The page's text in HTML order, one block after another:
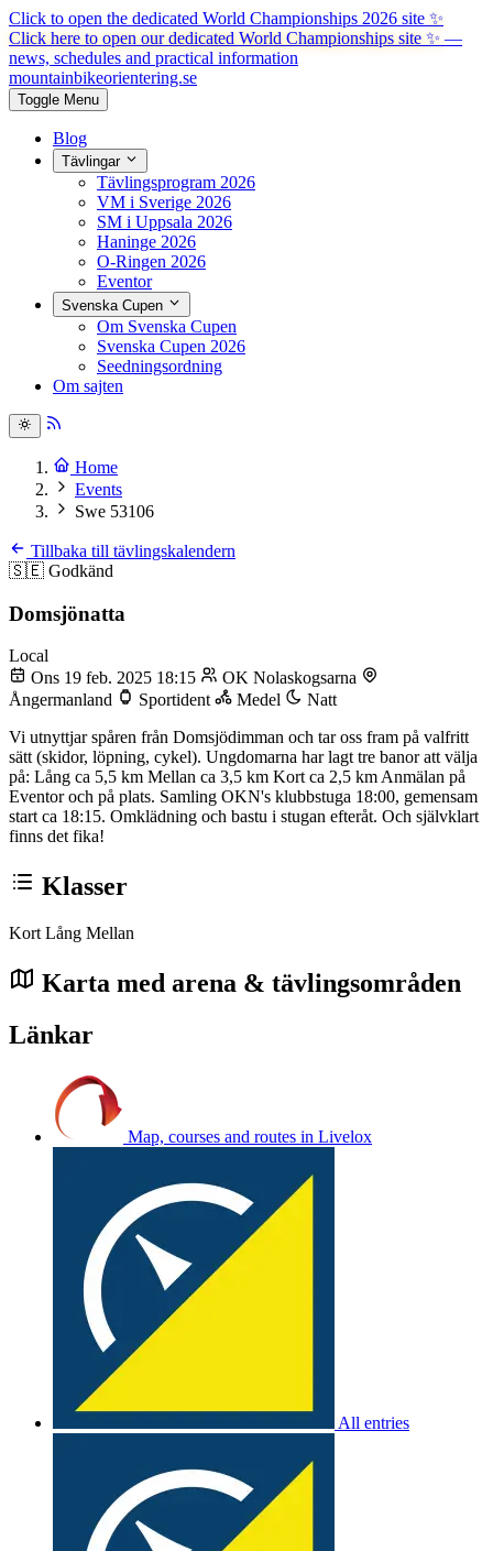
Click to open the dedicated World Championships 2026 site ✨
Click here to open our dedicated World Championships site ✨ —
news, schedules and practical information
mountainbikeorientering.se
Toggle Menu
Blog
Tävlingar
Tävlingsprogram 2026
VM i Sverige 2026
SM i Uppsala 2026
Haninge 2026
O-Ringen 2026
Eventor
Svenska Cupen
Om Svenska Cupen
Svenska Cupen 2026
Seedningsordning
Om sajten
Home
Events
Swe 53106
Tillbaka till tävlingskalendern
🇸🇪 Godkänd
Domsjönatta
Local
Ons 19 feb. 2025 18:15
OK Nolaskogsarna
Ångermanland
Sportident Medel
Natt
Vi utnyttjar spåren från Domsjödimman och tar oss fram på valfritt
sätt (skidor, löpning, cykel). Ungdomarna har lagt tre banor att välja
på: Lång ca 5,5 km Mellan ca 3,5 km Kort ca 2,5 km Anmälan på
Eventor och på plats. Samling OKN's klubbstuga 18:00, gemensam
start ca 18:15. Omklädning och bastu i stugan efteråt. Och självklart
finns det fika!
Klasser
Kort Lång Mellan
Karta med arena & tävlingsområden
Länkar
Map, courses and routes in Livelox
All entries